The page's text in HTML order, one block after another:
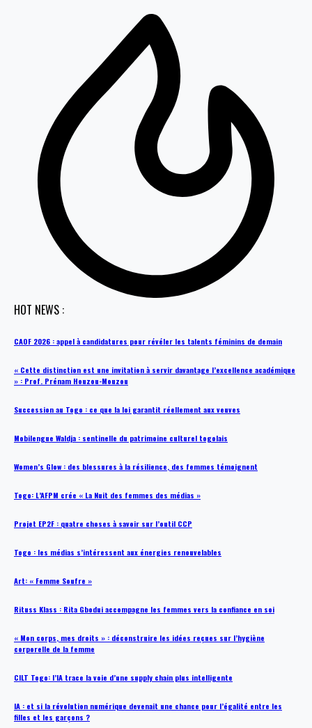
HOT NEWS :
CAOF 2026 : appel à candidatures pour révéler les talents féminins de demain
« Cette distinction est une invitation à servir davantage l’excellence académique
» : Prof. Prénam Houzou-Mouzou
Succession au Togo : ce que la loi garantit réellement aux veuves
Mobilengue Waldja : sentinelle du patrimoine culturel togolais
Women’s Glow : des blessures à la résilience, des femmes témoignent
Togo: L’AFPM crée « La Nuit des femmes des médias »
Projet EP2F : quatre choses à savoir sur l’outil CCP
Togo : les médias s’intéressent aux énergies renouvelables
Art: « Femme Soufre »
Rituss Klass : Rita Gbodui accompagne les femmes vers la confiance en soi
« Mon corps, mes droits » : déconstruire les idées reçues sur l’hygiène
corporelle de la femme
CILT Togo: l’IA trace la voie d’une supply chain plus intelligente
IA : et si la révolution numérique devenait une chance pour l’égalité entre les
filles et les garçons ?